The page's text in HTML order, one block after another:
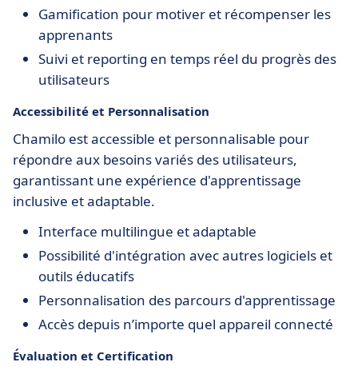
Gamification pour motiver et récompenser les
apprenants
Suivi et reporting en temps réel du progrès des
utilisateurs
Accessibilité et Personnalisation
Chamilo est accessible et personnalisable pour
répondre aux besoins variés des utilisateurs,
garantissant une expérience d'apprentissage
inclusive et adaptable.
Interface multilingue et adaptable
Possibilité d'intégration avec autres logiciels et
outils éducatifs
Personnalisation des parcours d'apprentissage
Accès depuis n’importe quel appareil connecté
Évaluation et Certification